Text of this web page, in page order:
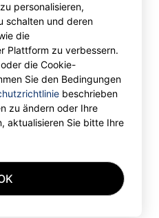
personalisieren,
schalten und deren
die
Plattform zu verbessern.
die Cookie-
Sie den Bedingungen
beschrieben
zu ändern oder Ihre
aktualisieren Sie bitte Ihre